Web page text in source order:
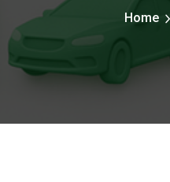
Home